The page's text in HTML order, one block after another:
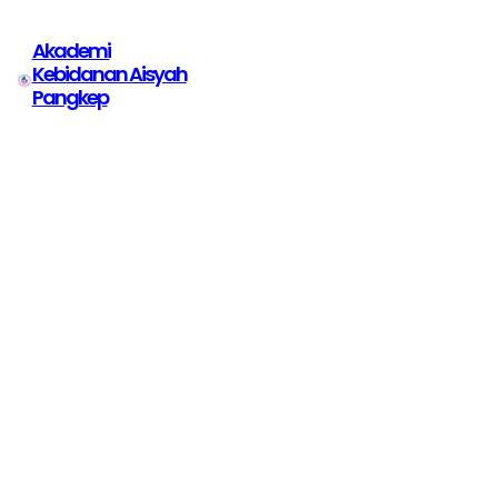
Akademi
Kebidanan Aisyah
Pangkep